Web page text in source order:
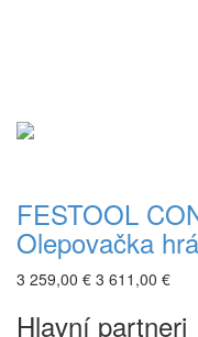
FESTOOL
Olepovačka
3 259,00 € 3 611,00 €
Hlavní partneri